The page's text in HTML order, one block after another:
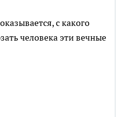
с какого
человека эти вечные